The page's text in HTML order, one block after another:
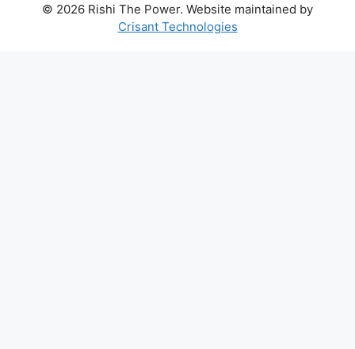
© 2026 Rishi The Power. Website maintained by
Crisant Technologies